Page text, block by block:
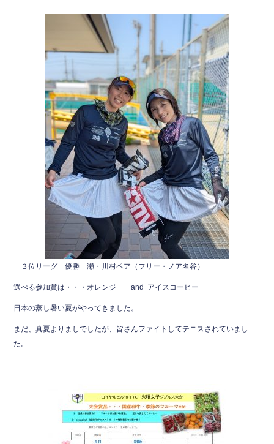
３位リーグ 優勝 瀬・川村ペア（フリー・ノア名谷）
選べる参加賞は・・・オレンジ and アイスコーヒー
日本の蒸し暑い夏がやってきました。
まだ、真夏よりましでしたが、皆さんファイトしてテニスされていまし
た。